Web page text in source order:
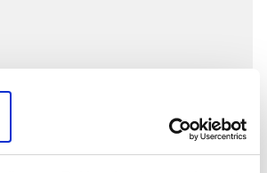
Çaykur